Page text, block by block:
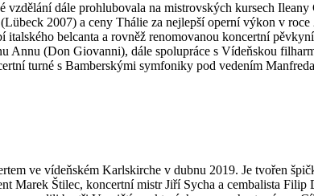
vzdělání dále prohlubovala na mistrovských kursech
2007) a ceny Thálie za nejlepší operní výkon v roce
italského belcanta a rovněž renomovanou koncertní
Annu (Don Giovanni), dále spolupráce s Vídeňskou
turné s Bamberskými symfoniky pod vedením
ve vídeňském Karlskirche v dubnu 2019. Je tvořen
Marek Štilec, koncertní mistr Jiří Sycha a cembalista